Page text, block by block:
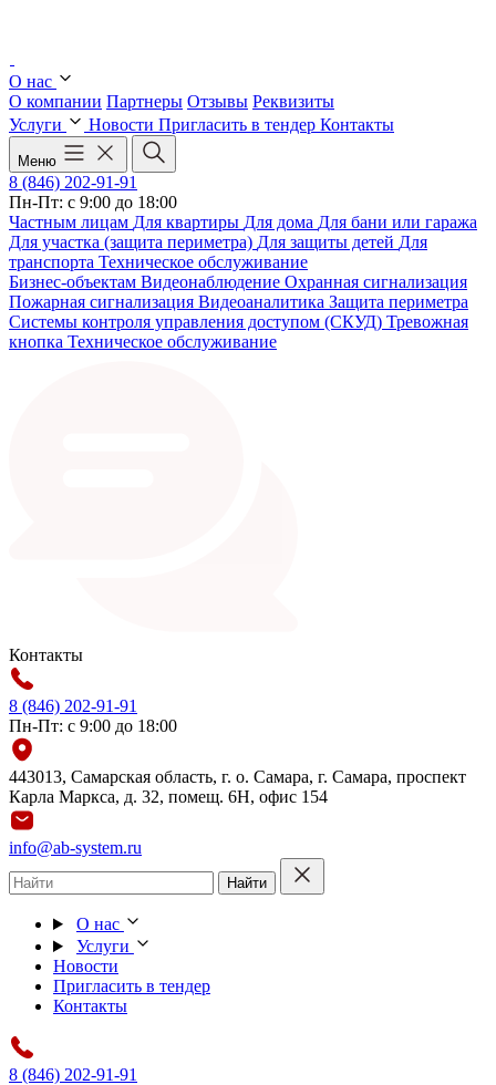
О нас
О компании Партнеры Отзывы Реквизиты
Услуги
Новости Пригласить в тендер Контакты
Меню
8 (846) 202-91-91
Пн-Пт: с 9:00 до 18:00
Частным лицам Для квартиры Для дома Для бани или гаража
Для участка (защита периметра) Для защиты детей Для
транспорта Техническое обслуживание
Бизнес-объектам Видеонаблюдение Охранная сигнализация
Пожарная сигнализация Видеоаналитика Защита периметра
Системы контроля управления доступом (СКУД) Тревожная
кнопка Техническое обслуживание
Контакты
8 (846) 202-91-91
Пн-Пт: с 9:00 до 18:00
443013, Самарская область, г. о. Самара, г. Самара, проспект
Карла Маркса, д. 32, помещ. 6Н, офис 154
info@ab-system.ru
Найти
О нас
Услуги
Новости
Пригласить в тендер
Контакты
8 (846) 202-91-91